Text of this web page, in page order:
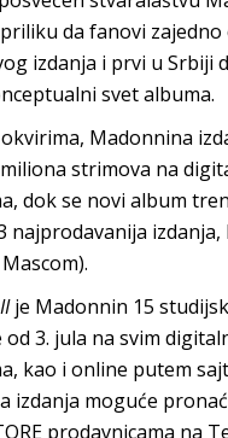
da fanovi zajedno
izdanja i prvi u Srbiji
svet albuma.
Madonnina
strimova na
dok se novi album
najprodavanija izdanja,
je Madonnin 15
3. jula na svim
kao i online putem
izdanja moguće
prodavnicama na